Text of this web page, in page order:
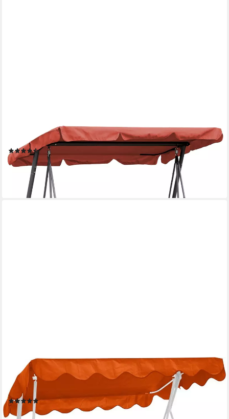
Hollywoodschaukel Ersatzdach, Universaldach
(50)
34,99 €
lieferbar - in 2-3 Werktagen bei dir
ANGERER FREIZEITMÖBEL
Hollywoodschaukelersatzdach, (OTTOs Choice), (B/T): ca.
210x145 cm
(16)
ab 44,04 € UVP54,99 €